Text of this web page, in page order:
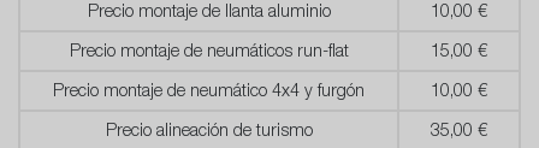
Precio montaje de llanta aluminio 10,00 €
Precio montaje de neumáticos run-flat 15,00 €
Precio montaje de neumático 4x4 y furgón 10,00 €
Precio alineación de turismo 35,00 €